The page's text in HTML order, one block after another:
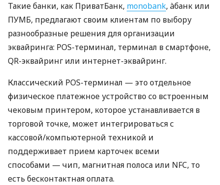
Такие банки, как ПриватБанк, monobank, àбанк или
ПУМБ, предлагают своим клиентам по выбору
разнообразные решения для организации
эквайринга: POS-терминал, терминал в смартфоне,
QR-эквайринг или интернет-эквайринг.
Классический POS-терминал — это отдельное
физическое платежное устройство со встроенным
чековым принтером, которое устанавливается в
торговой точке, может интегрироваться с
кассовой/компьютерной техникой и
поддерживает прием карточек всеми
способами — чип, магнитная полоса или NFC, то
есть бесконтактная оплата.